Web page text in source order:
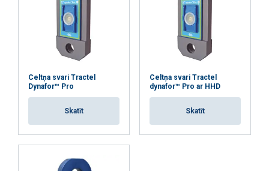
Celtņa svari Tractel
Dynafor™ Pro
Skatīt
Celtņa svari Tractel
dynafor™ Pro ar HHD
Skatīt